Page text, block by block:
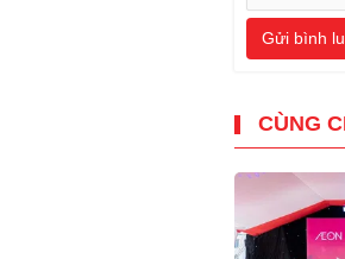
Gửi bình
CÙNG